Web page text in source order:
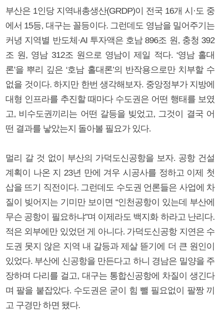
부산은 1인당 지역내총생산(GRDP)이 전국 16개 시·도 중
에서 15등, 대구는 꼴등이다. 그런데도 영남을 밀어주기는
커녕 지역별 반도체·AI 투자액은 호남 896조 원, 충청 392
조 원, 영남 312조 원으로 영남이 제일 적다. ‘영남 홀대
론’을 뿌리 깊은 ‘호남 홀대론’의 반작용으로만 치부할 수
없을 것이다. 하지만 한번 생각해보자. 중앙정부가 지방에
대형 인프라를 추진할 때마다 수도권은 어떤 행태를 보였
고, 비수도권끼리는 어떤 갈등을 빚었고, 그것이 결국 어
떤 결과를 낳았는지 돌아볼 필요가 있다.
멀리 갈 것 없이 부산의 가덕도신공항을 보자. 공항 건설
계획이 나온 지 23년 만에 겨우 시공사를 정하고 이제 첫
삽을 뜨기 직전이다. 그런데도 수도권 언론들은 사업에 차
질이 빚어지는 기미만 보이면 “인천공항이 있는데 부산에
무슨 공항이 필요하냐”며 이제라도 백지화 하라고 난리다.
적은 외부에만 있었던 게 아니다. 가덕도신공항 지연은 수
도권 못지 않은 지역 내 갈등과 제살 뜯기에 더 큰 원인이
있었다. 부산에 신공항을 만든다고 하니 경남은 밀양을 주
장하며 다리를 걸고, 대구는 통합신공항에 차질이 생긴다
며 팔을 붙잡았다. 수도권은 굳이 힘 뺄 필요없이 팔짱 끼
고 구경만 하면 됐다.